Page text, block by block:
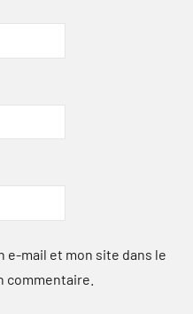
e-mail et mon site dans le
commentaire.